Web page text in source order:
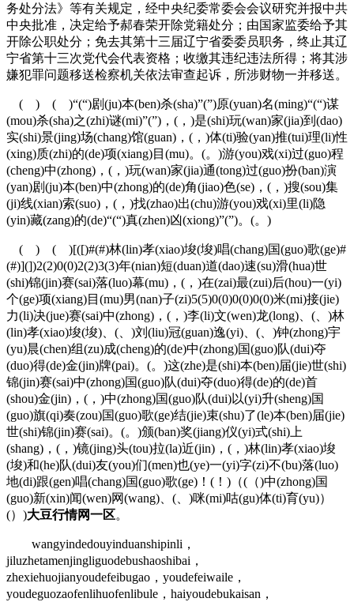
务处分法》等有关规定，经中央纪委常委会会议研究并报中共
中央批准，决定给予郝春荣开除党籍处分；由国家监委给予其
开除公职处分；免去其第十三届辽宁省委委员职务，终止其辽
宁省第十三次党代会代表资格；收缴其违纪违法所得；将其涉
嫌犯罪问题移送检察机关依法审查起诉，所涉财物一并移送。
( ) ( )“(“)剧(ju)本(ben)杀(sha)”(”)原(yuan)名(ming)“(“)谋
(mou)杀(sha)之(zhi)谜(mi)”(”)，(，)是(shi)玩(wan)家(jia)到(dao)
实(shi)景(jing)场(chang)馆(guan)，(，)体(ti)验(yan)推(tui)理(li)性
(xing)质(zhi)的(de)项(xiang)目(mu)。(。)游(you)戏(xi)过(guo)程
(cheng)中(zhong)，(，)玩(wan)家(jia)通(tong)过(guo)扮(ban)演
(yan)剧(ju)本(ben)中(zhong)的(de)角(jiao)色(se)，(，)搜(sou)集
(ji)线(xian)索(suo)，(，)找(zhao)出(chu)游(you)戏(xi)里(li)隐
(yin)藏(zang)的(de)“(“)真(zhen)凶(xiong)”(”)。(。)
( ) ( )[([)#(#)林(lin)孝(xiao)埈(埈)唱(chang)国(guo)歌(ge)#
(#)](])2(2)0(0)2(2)3(3)年(nian)短(duan)道(dao)速(su)滑(hua)世
(shi)锦(jin)赛(sai)落(luo)幕(mu)，(，)在(zai)最(zui)后(hou)一(yi)
个(ge)项(xiang)目(mu)男(nan)子(zi)5(5)0(0)0(0)0(0)米(mi)接(jie)
力(li)决(jue)赛(sai)中(zhong)，(，)李(li)文(wen)龙(long)、(、)林
(lin)孝(xiao)埈(埈)、(、)刘(liu)冠(guan)逸(yi)、(、)钟(zhong)宇
(yu)晨(chen)组(zu)成(cheng)的(de)中(zhong)国(guo)队(dui)夺
(duo)得(de)金(jin)牌(pai)。(。)这(zhe)是(shi)本(ben)届(jie)世(shi)
锦(jin)赛(sai)中(zhong)国(guo)队(dui)夺(duo)得(de)的(de)首
(shou)金(jin)，(，)中(zhong)国(guo)队(dui)以(yi)升(sheng)国
(guo)旗(qi)奏(zou)国(guo)歌(ge)结(jie)束(shu)了(le)本(ben)届(jie)
世(shi)锦(jin)赛(sai)。(。)颁(ban)奖(jiang)仪(yi)式(shi)上
(shang)，(，)镜(jing)头(tou)拉(la)近(jin)，(，)林(lin)孝(xiao)埈
(埈)和(he)队(dui)友(you)们(men)也(ye)一(yi)字(zi)不(bu)落(luo)
地(di)跟(gen)唱(chang)国(guo)歌(ge)！(！)（(（)中(zhong)国
(guo)新(xin)闻(wen)网(wang)、(、)咪(mi)咕(gu)体(ti)育(yu)）
(）)大豆行情网一区。
wangyindedouyinduanshipinli，
jiluzhetamenjingliguodebushaoshibai，
zhexiehuojianyoudefeibugao，youdefeiwaile，
youdeguozaofenlihuofenlibule，haiyoudebukaisan，